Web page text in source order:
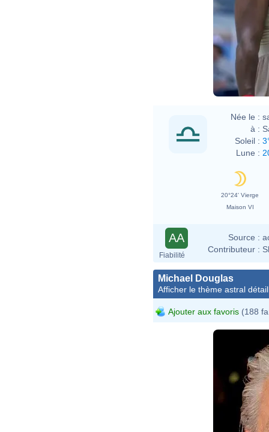
Née le :
à :
Soleil :
Lune :
20°24' Vierge
Maison VI
AA
Fiabilité
Source :
Contributeur :
Michael Douglas
Afficher le thème astral
Ajouter aux favoris (188